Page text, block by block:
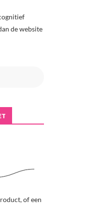
de website
of een